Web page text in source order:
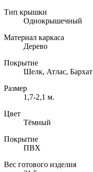
Тип крышки
Однокрышечный
Материал каркаса
Дерево
Покрытие
Шелк, Атлас, Бархат
Размер
1,7-2,1 м.
Цвет
Тёмный
Покрытие
ПВХ
Вес готового изделия